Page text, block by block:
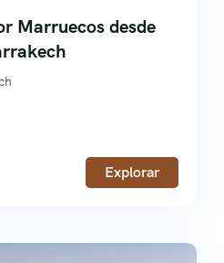
Marruecos desde
Explorar